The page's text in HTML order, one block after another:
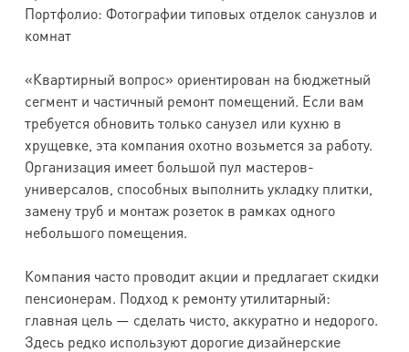
Портфолио: Фотографии типовых отделок санузлов и
комнат
«Квартирный вопрос» ориентирован на бюджетный
сегмент и частичный ремонт помещений. Если вам
требуется обновить только санузел или кухню в
хрущевке, эта компания охотно возьмется за работу.
Организация имеет большой пул мастеров-
универсалов, способных выполнить укладку плитки,
замену труб и монтаж розеток в рамках одного
небольшого помещения.
Компания часто проводит акции и предлагает скидки
пенсионерам. Подход к ремонту утилитарный:
главная цель — сделать чисто, аккуратно и недорого.
Здесь редко используют дорогие дизайнерские